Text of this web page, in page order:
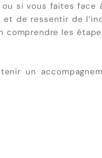
si vous faites
de ressentir de
les
un